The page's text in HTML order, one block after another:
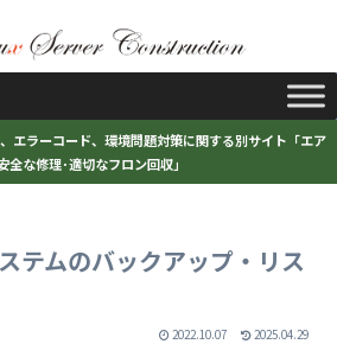
エラーコード、環境問題対策に関する別サイト「エア
全な修理･適切なフロン回収」
テムのバックアップ・リス
2022.10.07 2025.04.29